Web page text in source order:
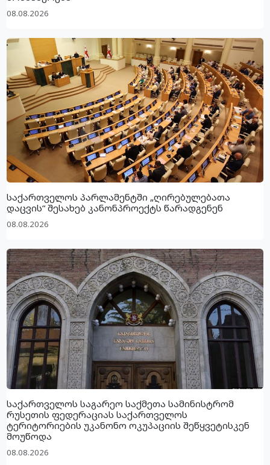
08.08.2026
საქართველოს პარლამენტში „ღირებულებათა
დაცვის“ შესახებ კანონპროექტს წარადგენენ
08.08.2026
საქართველოს საგარეო საქმეთა სამინისტრომ
რუსეთის ფედერაციას საქართველოს
ტერიტორიების უკანონო ოკუპაციის შეწყვეტისკენ
მოუწოდა
08.08.2026